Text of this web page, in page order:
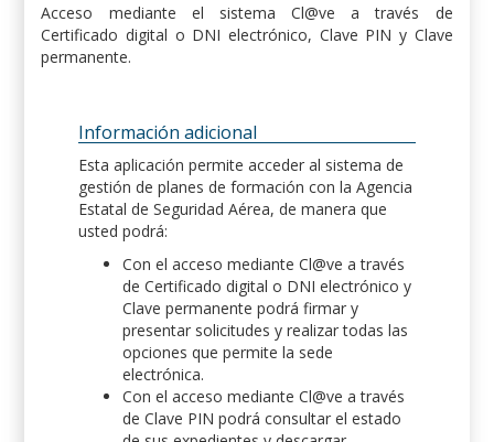
Acceso mediante el sistema Cl@ve a través de
Certificado digital o DNI electrónico, Clave PIN y Clave
permanente.
Información adicional
Esta aplicación permite acceder al sistema de
gestión de planes de formación con la Agencia
Estatal de Seguridad Aérea, de manera que
usted podrá:
Con el acceso mediante Cl@ve a través
de Certificado digital o DNI electrónico y
Clave permanente podrá firmar y
presentar solicitudes y realizar todas las
opciones que permite la sede
electrónica.
Con el acceso mediante Cl@ve a través
de Clave PIN podrá consultar el estado